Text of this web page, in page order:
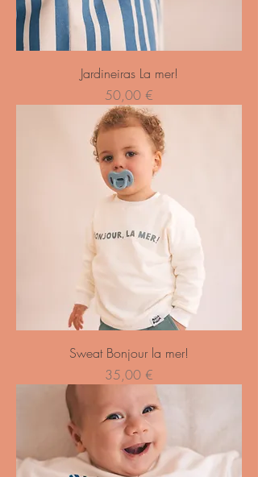
Jardineiras La mer!
Preço
50,00 €
Sweat Bonjour la mer!
Preço
35,00 €